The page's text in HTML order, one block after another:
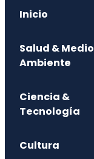
Inicio
Salud & Medio
Ambiente
Ciencia &
Tecnología
Cultura